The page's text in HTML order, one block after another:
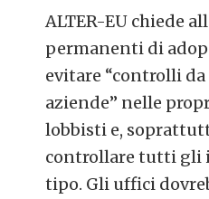
ALTER-EU chiede
permanenti di
evitare “controlli
aziende” nelle
lobbisti e,
controllare tutti gli
tipo. Gli uffici